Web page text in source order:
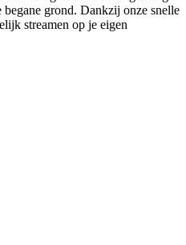
grond. Dankzij onze snelle
streamen op je eigen